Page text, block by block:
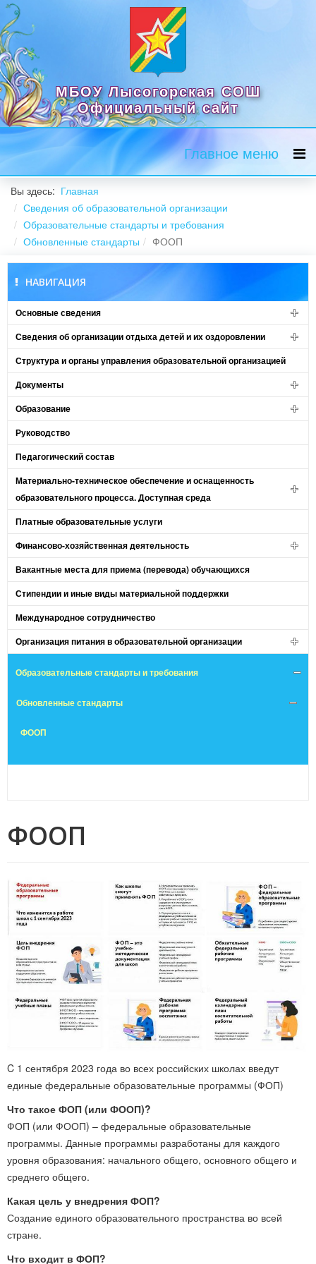
МБОУ Лысогорская СОШ
Официальный сайт
Главное меню
Вы здесь: Главная
Сведения об образовательной организации
Образовательные стандарты и требования
Обновленные стандарты
ФООП
НАВИГАЦИЯ
Основные сведения
Сведения об организации отдыха детей и их оздоровлении
Структура и органы управления образовательной организацией
Документы
Образование
Руководство
Педагогический состав
Материально-техническое обеспечение и оснащенность
образовательного процесса. Доступная среда
Платные образовательные услуги
Финансово-хозяйственная деятельность
Вакантные места для приема (перевода) обучающихся
Стипендии и иные виды материальной поддержки
Международное сотрудничество
Организация питания в образовательной организации
Образовательные стандарты и требования
Обновленные стандарты
ФООП
ФООП
C 1 сентября 2023 года во всех российских школах введут
единые федеральные образовательные программы (ФОП)
Что такое ФОП (или ФООП)?
ФОП (или ФООП) – федеральные образовательные
программы. Данные программы разработаны для каждого
уровня образования: начального общего, основного общего и
среднего общего.
Какая цель у внедрения ФОП?
Создание единого образовательного пространства во всей
стране.
Что входит в ФОП?